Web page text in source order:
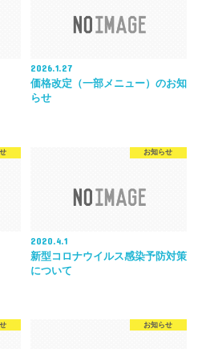
2026.1.27
価格改定（一部メニュー）のお知
らせ
お知らせ
2020.4.1
新型コロナウイルス感染予防対策
について
お知らせ